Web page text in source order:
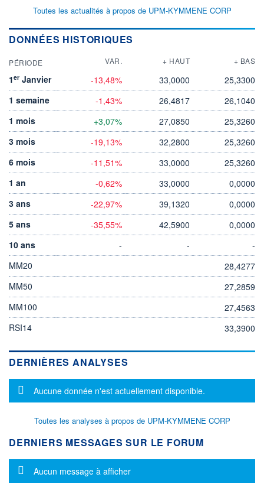
Toutes les actualités à propos de UPM-KYMMENE CORP
DONNÉES HISTORIQUES
PÉRIODE VAR. + HAUT + BAS
1er Janvier -13,48% 33,0000
25,3300
1 semaine
-1,43% 26,4817
26,1040
1 mois
+3,07% 27,0850
25,3260
3 mois
-19,13% 32,2800
25,3260
6 mois
-11,51% 33,0000
25,3260
1 an
-0,62% 33,0000
0,0000
3 ans
-22,97% 39,1320
0,0000
5 ans
-35,55% 42,5900
0,0000
10 ans
- -
-
MM20
28,4277
MM50
27,2859
MM100
27,4563
RSI14
33,3900
DERNIÈRES ANALYSES
Message d'information
Aucune donnée n'est actuellement disponible.
Toutes les analyses à propos de UPM-KYMMENE CORP
DERNIERS MESSAGES SUR LE FORUM
Message d'information
Aucun message à afficher